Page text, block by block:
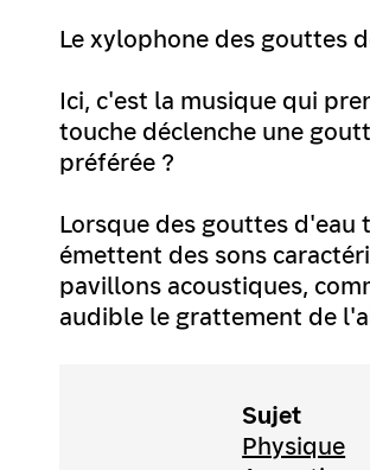
Le xylophone des gouttes
Ici, c'est la musique qui
touche déclenche une
préférée ?
Lorsque des gouttes
émettent des sons
pavillons acoustiques,
audible le grattement de
Sujet
Physique